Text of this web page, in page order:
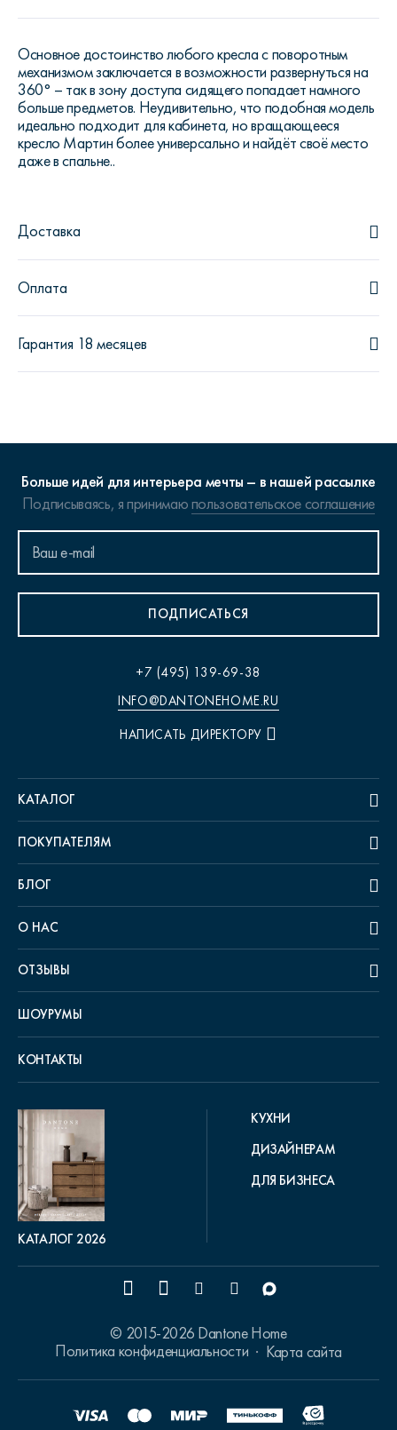
Основное достоинство любого кресла с поворотным
механизмом заключается в возможности развернуться на
360° – так в зону доступа сидящего попадает намного
больше предметов. Неудивительно, что подобная модель
идеально подходит для кабинета, но вращающееся
кресло Мартин более универсально и найдёт своё место
даже в спальне..
Доставка
Оплата
Гарантия 18 месяцев
Больше идей для интерьера мечты – в нашей рассылке
Подписываясь, я принимаюпользовательское соглашение
ПОДПИСАТЬСЯ
+7 (495) 139-69-38
INFO@DANTONEHOME.RU
НАПИСАТЬ ДИРЕКТОРУ
КАТАЛОГ
ПОКУПАТЕЛЯМ
БЛОГ
О НАС
ОТЗЫВЫ
ШОУРУМЫ
КОНТАКТЫ
КАТАЛОГ 2026
КУХНИ
ДИЗАЙНЕРАМ
ДЛЯ БИЗНЕСА
© 2015-2026 Dantone Home
Политика конфиденциальности
Карта сайта